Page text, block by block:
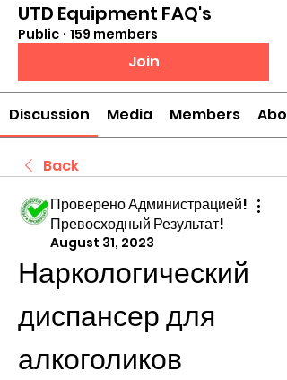
UTD Equipment FAQ's
Public · 159 members
Join
Discussion Media Members
Back
Проверено Администрацией!
Превосходный Результат!
August 31, 2023
Наркологический
диспансер для
алкоголиков